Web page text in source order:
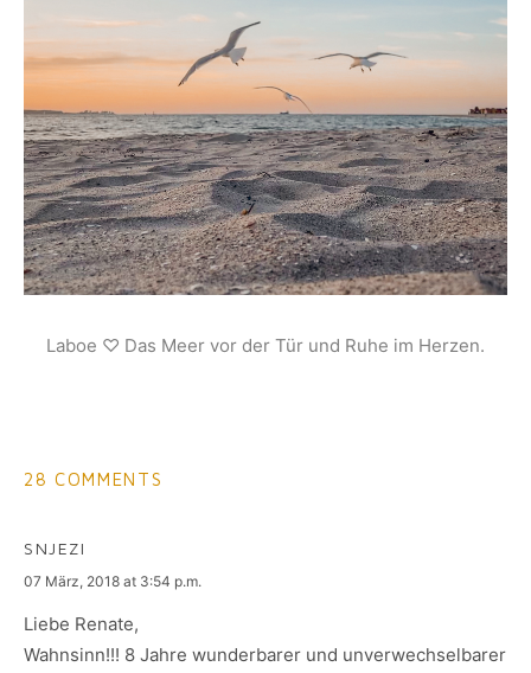
Laboe ♡ Das Meer vor der Tür und Ruhe im Herzen.
28 COMMENTS
SNJEZI
says:
07 März, 2018 at 3:54 p.m.
Liebe Renate,
Wahnsinn!!! 8 Jahre wunderbarer und unverwechselbarer